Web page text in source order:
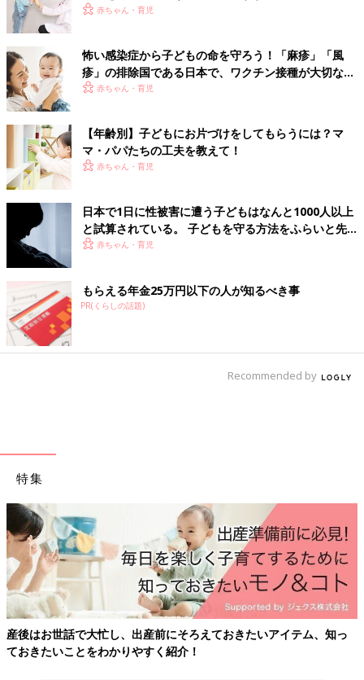
んだよ」と説明しながら、ゾウの動画を見せるのはおすすめでき
ません。実体験を伴っていない映像は子どもの心に響かず、想像
力をはぐくむことができないからです。
――ゲームをしているとおとなしいからと、幼児期からゲーム機
を与えてしまうこともあります。ゲームについては、先生はどの
ように考えますか。
高橋 テレビゲーム・ネットゲームは、スマホ・タブレットで見
る映像と同じく疑似体験です。すべての疑似体験は実体験を踏ま
がある子なら、野球ゲームをしたときに、実体験に基づいて充実
感を味わうことができるでしょう。でも、実体験がない子にとっ
ては、ただの勝ち負け、駆け引きにすぎないからです。
バーチャルな遊びを子どもにさせる前に、「この子は、このこと
を実際に体験したことがあったか？」ということを考えて、判断
してみてはいかがでしょうか。
子どもの心はしなやかで強い。まずはママやパパが
す。苦境から立ち直る力も同じです。それに、子どもは経済の心
配をする必要もありませんよね。ママやパパが心配するほど、コ
ロナ禍による直接的なダメージは大きくないのではないでしょう
か。
一方、子どもの心に悪影響を与えるのは、コロナ禍による大人の
イライラや不安のとばっちりを受けたときでは。残念ながら、自
粛ムードが長引く中で、虐待に苦しむ子どものたちも増えている
のです。
いちばん身近にいて、頼りにしているママやパパが元気がなかっ
赤ちゃん・育児
怖い感染症から子どもの命を守ろう！「麻疹」「風
疹」の排除国である日本で、ワクチン接種が大切な理
由とは？【小児科医】
赤ちゃん・育児
【年齢別】子どもにお片づけをしてもらうには？マ
マ・パパたちの工夫を教えて！
赤ちゃん・育児
日本で1日に性被害に遭う子どもはなんと1000人以上
と試算されている。 子どもを守る方法をふらいと先
生に聞く【小児科医】
赤ちゃん・育児
もらえる年金25万円以下の人が知るべき事
PR(くらしの話題)
Recommended by
特集
産後はお世話で大忙し、出産前にそろえておきたいアイテム、知っ
ておきたいことをわかりやすく紹介！